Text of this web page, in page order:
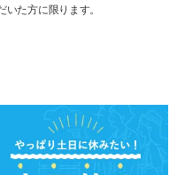
た方に限ります。